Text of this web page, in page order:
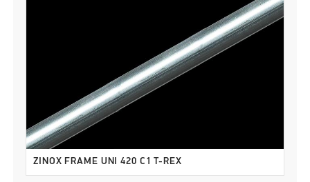
ZINOX FRAME UNI 420 C1 T-REX